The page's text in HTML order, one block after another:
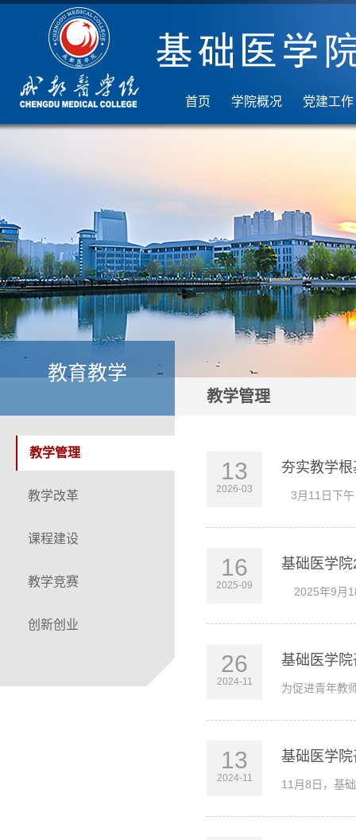
首页 学院概况 党建工作
教育教学
教学管理
教学管理
教学改革
课程建设
教学竞赛
创新创业
13
2026-03
夯实教学
3月11日下午
16
2025-09
基础医学
2025年9月
26
2024-11
基础医学
为促进青年教
13
2024-11
基础医学
11月8日，基